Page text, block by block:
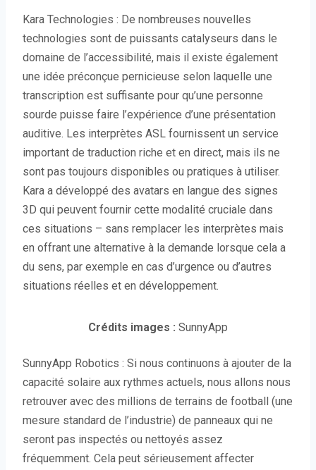
Kara Technologies : De nombreuses nouvelles
technologies sont de puissants catalyseurs dans le
domaine de l’accessibilité, mais il existe également
une idée préconçue pernicieuse selon laquelle une
transcription est suffisante pour qu’une personne
sourde puisse faire l’expérience d’une présentation
auditive. Les interprètes ASL fournissent un service
important de traduction riche et en direct, mais ils ne
sont pas toujours disponibles ou pratiques à utiliser.
Kara a développé des avatars en langue des signes
3D qui peuvent fournir cette modalité cruciale dans
ces situations – sans remplacer les interprètes mais
en offrant une alternative à la demande lorsque cela a
du sens, par exemple en cas d’urgence ou d’autres
situations réelles et en développement.
Crédits images : SunnyApp
SunnyApp Robotics : Si nous continuons à ajouter de la
capacité solaire aux rythmes actuels, nous allons nous
retrouver avec des millions de terrains de football (une
mesure standard de l’industrie) de panneaux qui ne
seront pas inspectés ou nettoyés assez
fréquemment. Cela peut sérieusement affecter